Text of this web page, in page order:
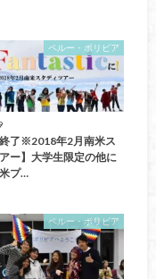
ペルー・ボリビア
了※2018年2月南米ス
ー】大学生限定の他に
プ…
ペルー・ボリビア